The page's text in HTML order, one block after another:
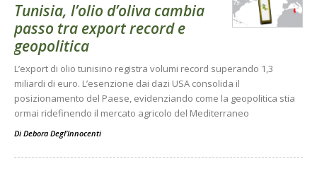
Tunisia, l’olio d’oliva cambia
passo tra export record e
geopolitica
L’export di olio tunisino registra volumi record superando 1,3
miliardi di euro. L’esenzione dai dazi USA consolida il
posizionamento del Paese, evidenziando come la geopolitica stia
ormai ridefinendo il mercato agricolo del Mediterraneo
Di Debora Degl’Innocenti